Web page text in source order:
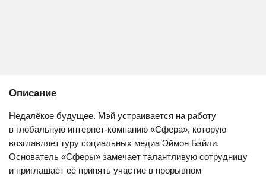
Описание
Недалёкое будущее. Мэй устраивается на работу
в глобальную интернет-компанию «Сфера», которую
возглавляет гуру социальных медиа Эймон Бэйли.
Основатель «Сферы» замечает талантливую сотрудницу
и приглашает её принять участие в прорывном